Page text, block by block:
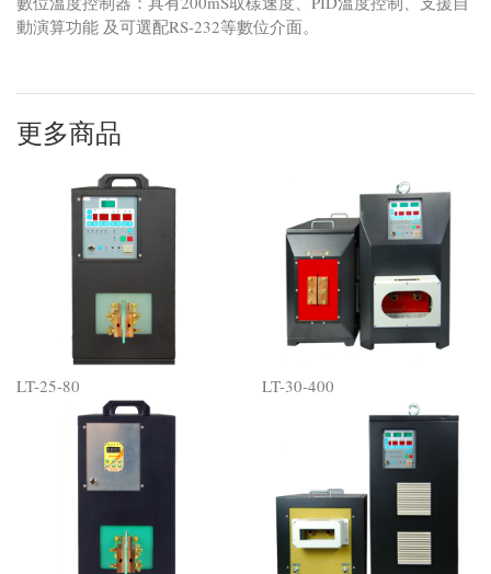
動演算功能 及可選配RS-232等數位介面。
更多商品
LT-25-80 LT-30-400